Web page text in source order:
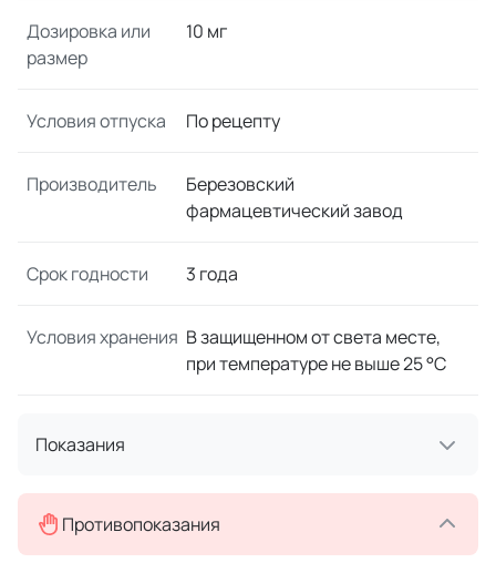
Дозировка или
размер
10 мг
Условия отпуска По рецепту
Производитель
Березовский
фармацевтический завод
Срок годности 3 года
Условия хранения В защищенном от света месте,
при температуре не выше 25 °C
Показания
Противопоказания